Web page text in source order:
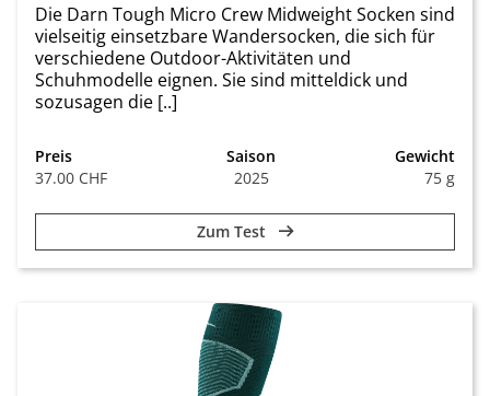
Die Darn Tough Micro Crew Midweight Socken sind
vielseitig einsetzbare Wandersocken, die sich für
verschiedene Outdoor-Aktivitäten und
Schuhmodelle eignen. Sie sind mitteldick und
sozusagen die [..]
Preis
37.00 CHF
Saison
2025
Gewicht
75 g
Zum Test